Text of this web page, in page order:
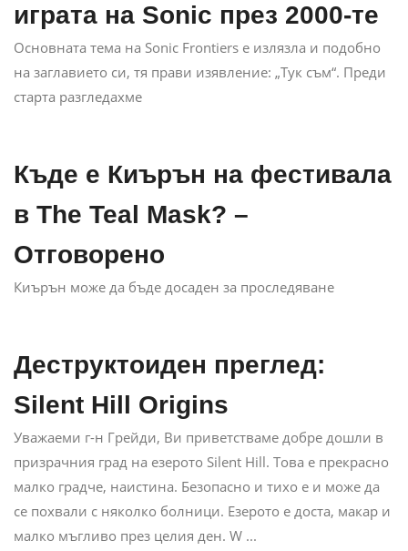
играта на Sonic през 2000-те
Основната тема на Sonic Frontiers е излязла и подобно
на заглавието си, тя прави изявление: „Тук съм“. Преди
старта разгледахме
Къде е Киърън на фестивала
в The Teal Mask? –
Отговорено
Киърън може да бъде досаден за проследяване
Деструктоиден преглед:
Silent Hill Origins
Уважаеми г-н Грейди, Ви приветстваме добре дошли в
призрачния град на езерото Silent Hill. Това е прекрасно
малко градче, наистина. Безопасно и тихо е и може да
се похвали с няколко болници. Езерото е доста, макар и
малко мъгливо през целия ден. W ...